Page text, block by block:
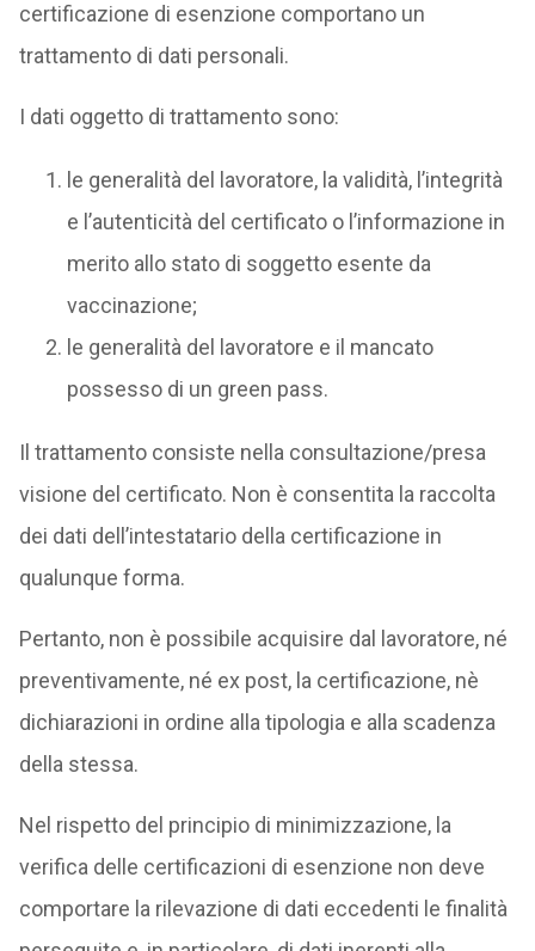
certificazione di esenzione comportano un
trattamento di dati personali.
I dati oggetto di trattamento sono:
le generalità del lavoratore, la validità, l’integrità
e l’autenticità del certificato o l’informazione in
merito allo stato di soggetto esente da
vaccinazione;
le generalità del lavoratore e il mancato
possesso di un green pass.
Il trattamento consiste nella consultazione/presa
visione del certificato. Non è consentita la raccolta
dei dati dell’intestatario della certificazione in
qualunque forma.
Pertanto, non è possibile acquisire dal lavoratore, né
preventivamente, né ex post, la certificazione, nè
dichiarazioni in ordine alla tipologia e alla scadenza
della stessa.
Nel rispetto del principio di minimizzazione, la
verifica delle certificazioni di esenzione non deve
comportare la rilevazione di dati eccedenti le finalità